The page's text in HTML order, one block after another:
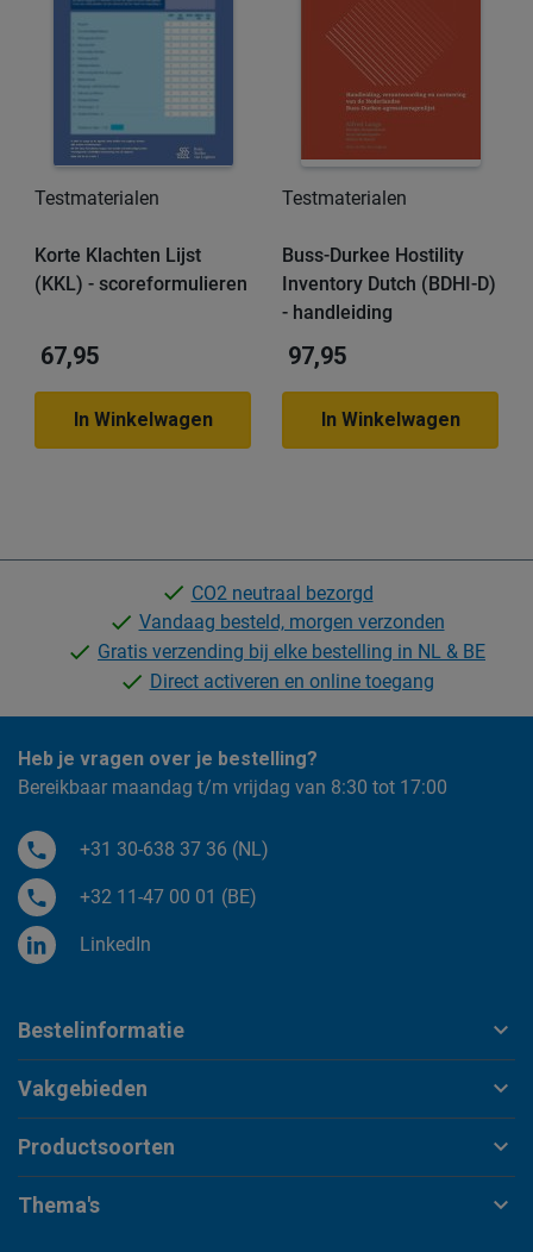
Testmaterialen
Korte Klachten Lijst
(KKL) - scoreformulieren
67,95
In Winkelwagen
Testmaterialen
Buss-Durkee Hostility
Inventory Dutch (BDHI-D)
- handleiding
97,95
In Winkelwagen
CO2 neutraal bezorgd
Vandaag besteld, morgen verzonden
Gratis verzending bij elke bestelling in NL & BE
Direct activeren en online toegang
Heb je vragen over je bestelling?
Bereikbaar maandag t/m vrijdag van 8:30 tot 17:00
+31 30-638 37 36 (NL)
+32 11-47 00 01 (BE)
LinkedIn
Bestelinformatie
Vakgebieden
Productsoorten
Thema's